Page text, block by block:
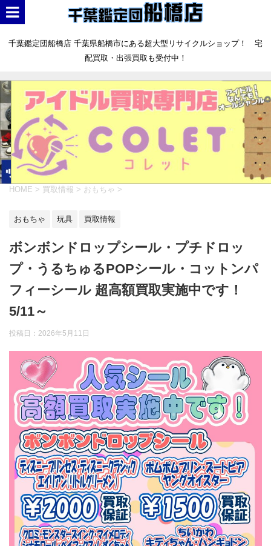
千葉鑑定団船橋店 千葉県船橋市にある超大型リサイクルショップ！ 宅
配買取・出張買取も受付中！
HOME > 買取情報 > おもちゃ >
おもちゃ 玩具 買取情報
ボンボンドロップシール・プチドロッ
プ・うるちゅるPOPシール・コットンパ
フィーシール 超高額買取実施中です！
5/11～
投稿日： 2026年5月11日